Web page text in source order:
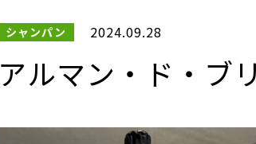
シャンパン 2024.09.28
アルマン・ド・ブ